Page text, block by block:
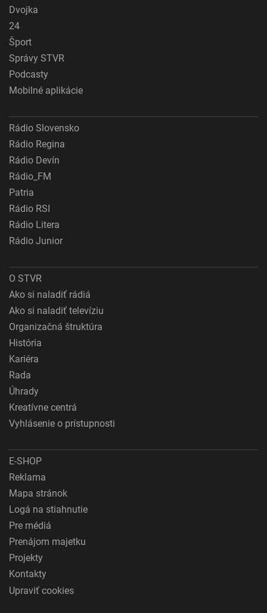
Dvojka
24
Šport
Správy STVR
Podcasty
Mobilné aplikácie
Rádio Slovensko
Rádio Regina
Rádio Devín
Rádio_FM
Patria
Rádio RSI
Rádio Litera
Rádio Junior
O STVR
Ako si naladiť rádiá
Ako si naladiť televíziu
Organizačná štruktúra
História
Kariéra
Rada
Úhrady
Kreatívne centrá
Vyhlásenie o prístupnosti
E-SHOP
Reklama
Mapa stránok
Logá na stiahnutie
Pre médiá
Prenájom majetku
Projekty
Kontakty
Upraviť cookies